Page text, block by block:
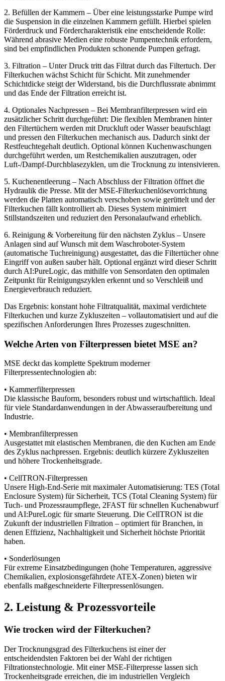
2. Befüllen der Kammern – Über eine leistungsstarke Pumpe wird
die Suspension in die einzelnen Kammern gefüllt. Hierbei spielen
Förderdruck und Fördercharakteristik eine entscheidende Rolle:
Während abrasive Medien eine robuste Pumpentechnik erfordern,
sind bei empfindlichen Produkten schonende Pumpen gefragt.
3. Filtration – Unter Druck tritt das Filtrat durch das Filtertuch. Der
Filterkuchen wächst Schicht für Schicht. Mit zunehmender
Schichtdicke steigt der Widerstand, bis die Durchflussrate abnimmt
und das Ende der Filtration erreicht ist.
4. Optionales Nachpressen – Bei Membranfilterpressen wird ein
zusätzlicher Schritt durchgeführt: Die flexiblen Membranen hinter
den Filtertüchern werden mit Druckluft oder Wasser beaufschlagt
und pressen den Filterkuchen mechanisch aus. Dadurch sinkt der
Restfeuchtegehalt deutlich. Optional können Kuchenwaschungen
durchgeführt werden, um Restchemikalien auszutragen, oder
Luft-/Dampf-Durchblasezyklen, um die Trocknung zu intensivieren.
5. Kuchenentleerung – Nach Abschluss der Filtration öffnet die
Hydraulik die Presse. Mit der MSE-Filterkuchenlösevorrichtung
werden die Platten automatisch verschoben sowie gerüttelt und der
Filterkuchen fällt kontrolliert ab. Dieses System minimiert
Stillstandszeiten und reduziert den Personalaufwand erheblich.
6. Reinigung & Vorbereitung für den nächsten Zyklus – Unsere
Anlagen sind auf Wunsch mit dem Waschroboter-System
(automatische Tuchreinigung) ausgestattet, das die Filtertücher ohne
Eingriff von außen sauber hält. Optional ergänzt wird dieser Schritt
durch AI:PureLogic, das mithilfe von Sensordaten den optimalen
Zeitpunkt für Reinigungszyklen erkennt und so Verschleiß und
Energieverbrauch reduziert.
Das Ergebnis: konstant hohe Filtratqualität, maximal verdichtete
Filterkuchen und kurze Zykluszeiten – vollautomatisiert und auf die
spezifischen Anforderungen Ihres Prozesses zugeschnitten.
Welche Arten von Filterpressen bietet MSE an?
MSE deckt das komplette Spektrum moderner
Filterpressentechnologien ab:
• Kammerfilterpressen
Die klassische Bauform, besonders robust und wirtschaftlich. Ideal
für viele Standardanwendungen in der Abwasseraufbereitung und
Industrie.
• Membranfilterpressen
Ausgestattet mit elastischen Membranen, die den Kuchen am Ende
des Zyklus nachpressen. Ergebnis: deutlich kürzere Zykluszeiten
und höhere Trockenheitsgrade.
• CellTRON-Filterpressen
Unsere High-End-Serie mit maximaler Automatisierung: TES (Total
Enclosure System) für Sicherheit, TCS (Total Cleaning System) für
Tuch- und Prozessraumpflege, 2FAST für schnellen Kuchenabwurf
und AI:PureLogic für smarte Steuerung. Die CellTRON ist die
Zukunft der industriellen Filtration – optimiert für Branchen, in
denen Effizienz, Nachhaltigkeit und Sicherheit höchste Priorität
haben.
• Sonderlösungen
Für extreme Einsatzbedingungen (hohe Temperaturen, aggressive
Chemikalien, explosionsgefährdete ATEX-Zonen) bieten wir
ebenfalls maßgeschneiderte Filterpressenlösungen.
2. Leistung & Prozessvorteile
Wie trocken wird der Filterkuchen?
Der Trocknungsgrad des Filterkuchens ist einer der
entscheidendsten Faktoren bei der Wahl der richtigen
Filtrationstechnologie. Mit einer MSE-Filterpresse lassen sich
Trockenheitsgrade erreichen, die im industriellen Vergleich